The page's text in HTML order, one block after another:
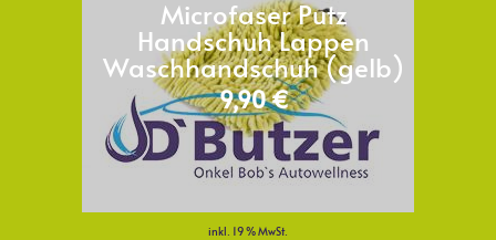
Microfaser Putz
Handschuh Lappen
Waschhandschuh (gelb)
9,90€
inkl. 19 % MwSt.